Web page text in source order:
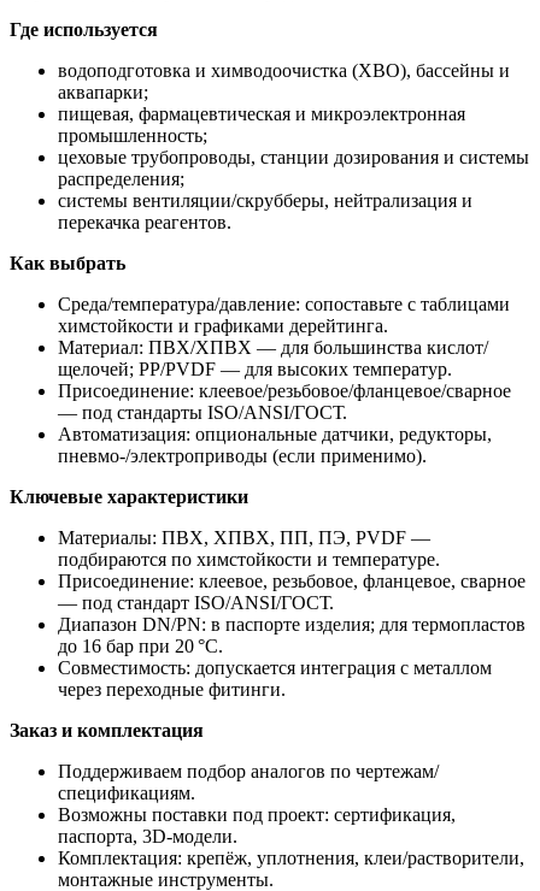
Где используется
водоподготовка и химводоочистка (ХВО), бассейны и
аквапарки;
пищевая, фармацевтическая и микроэлектронная
промышленность;
цеховые трубопроводы, станции дозирования и системы
распределения;
системы вентиляции/скрубберы, нейтрализация и
перекачка реагентов.
Как выбрать
Среда/температура/давление: сопоставьте с таблицами
химстойкости и графиками дерейтинга.
Материал: ПВХ/ХПВХ — для большинства кислот/
щелочей; PP/PVDF — для высоких температур.
Присоединение: клеевое/резьбовое/фланцевое/сварное
— под стандарты ISO/ANSI/ГОСТ.
Автоматизация: опциональные датчики, редукторы,
пневмо‑/электроприводы (если применимо).
Ключевые характеристики
Материалы: ПВХ, ХПВХ, ПП, ПЭ, PVDF —
подбираются по химстойкости и температуре.
Присоединение: клеевое, резьбовое, фланцевое, сварное
— под стандарт ISO/ANSI/ГОСТ.
Диапазон DN/PN: в паспорте изделия; для термопластов
до 16 бар при 20 °C.
Совместимость: допускается интеграция с металлом
через переходные фитинги.
Заказ и комплектация
Поддерживаем подбор аналогов по чертежам/
спецификациям.
Возможны поставки под проект: сертификация,
паспорта, 3D‑модели.
Комплектация: крепёж, уплотнения, клеи/растворители,
монтажные инструменты.